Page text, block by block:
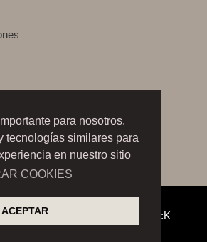
para nosotros.
tecnologías similares para
en nuestro sitio
COOKIES
ACEPTAR
byAzzura KadocK